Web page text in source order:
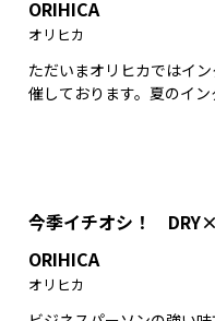
ORIHICA
オリヒカ
ただいまオリヒカではイ
催しております。夏のイ
今季イチオシ！
ORIHICA
オリヒカ